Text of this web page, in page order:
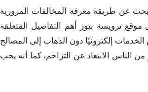
عن طريقة معرفة المخالفات المرورية
ترويسة نيوز أهم التفاصيل المتعلقة
إلكترونيًا دون الذهاب إلى المصالح
الناس الابتعاد عن التزاحم، كما أنه يجب